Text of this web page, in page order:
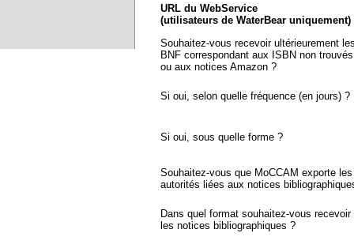
URL du WebService
(utilisateurs de WaterBear uniquement)
Souhaitez-vous recevoir ultérieurement
BNF correspondant aux ISBN non trouvés
ou aux notices Amazon ?
Si oui, selon quelle fréquence (en jours) ?
Si oui, sous quelle forme ?
Souhaitez-vous que MoCCAM exporte
autorités liées aux notices
Dans quel format souhaitez-vous recevoir
les notices bibliographiques ?